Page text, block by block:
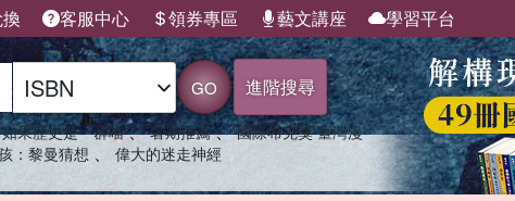
客服中心 領券專區 藝文講座 學習平台
GO 進階搜尋
如果歷史是一群喵 、 暑期推薦 、 國際布克獎 臺灣漫
：黎曼猜想 、 偉大的迷走神經